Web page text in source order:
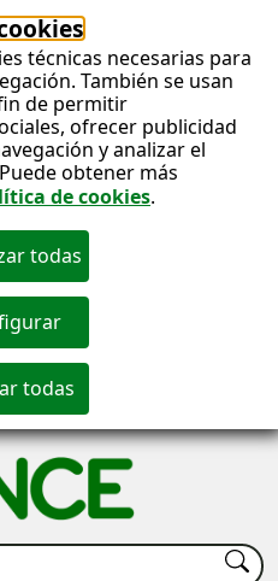
técnicas necesarias para
También se usan
de permitir
ofrecer publicidad
y analizar el
obtener más
de cookies.
Buscar